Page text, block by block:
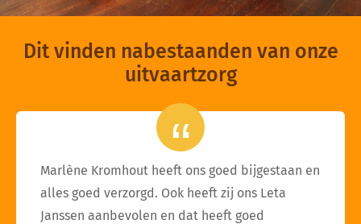
Dit vinden nabestaanden van onze
uitvaartzorg
Marlène Kromhout heeft ons goed bijgestaan en
alles goed verzorgd. Ook heeft zij ons Leta
Janssen aanbevolen en dat heeft goed